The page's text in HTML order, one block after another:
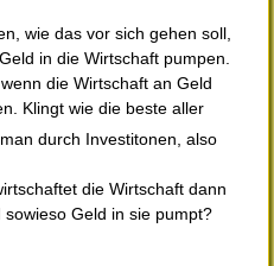
wie das vor sich gehen soll,
in die Wirtschaft pumpen.
die Wirtschaft an Geld
Klingt wie die beste aller
man durch Investitonen, also
die Wirtschaft dann
Geld in sie pumpt?